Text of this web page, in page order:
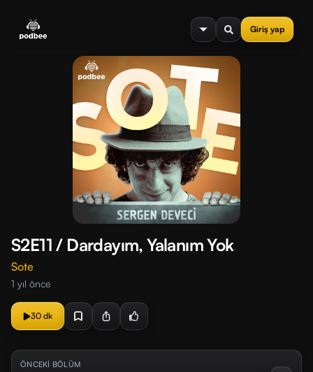
Giriş yap
menu
S2E11 / Dardayım, Yalanım Yok
Sote
1 yıl önce
30 dk
ÖNCEKİ BÖLÜM